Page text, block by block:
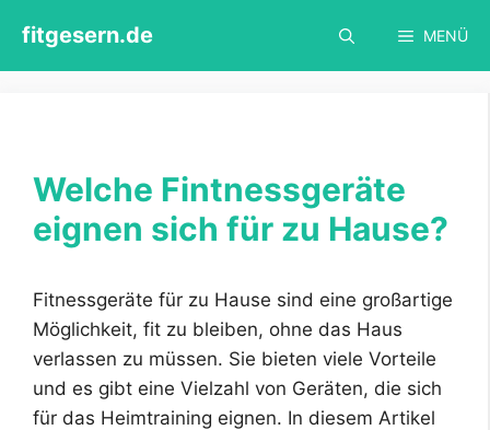
Inhalt
springen
fitgesern.de MENÜ
Welche Fintnessgeräte
eignen sich für zu Hause?
Fitnessgeräte für zu Hause sind eine großartige
Möglichkeit, fit zu bleiben, ohne das Haus
verlassen zu müssen. Sie bieten viele Vorteile
und es gibt eine Vielzahl von Geräten, die sich
für das Heimtraining eignen. In diesem Artikel